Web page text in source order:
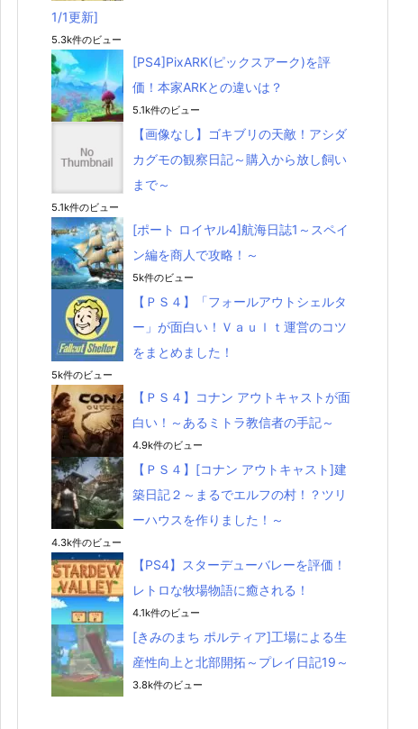
1/1更新]
5.3k件のビュー
[PS4]PixARK(ピックスアーク)を評
価！本家ARKとの違いは？
5.1k件のビュー
【画像なし】ゴキブリの天敵！アシダ
カグモの観察日記～購入から放し飼い
まで～
5.1k件のビュー
[ポート ロイヤル4]航海日誌1～スペイ
ン編を商人で攻略！～
5k件のビュー
【ＰＳ４】「フォールアウトシェルタ
ー」が面白い！Ｖａｕｌｔ運営のコツ
をまとめました！
5k件のビュー
【ＰＳ４】コナン アウトキャストが面
白い！～あるミトラ教信者の手記～
4.9k件のビュー
【ＰＳ４】[コナン アウトキャスト]建
築日記２～まるでエルフの村！？ツリ
ーハウスを作りました！～
4.3k件のビュー
【PS4】スターデューバレーを評価！
レトロな牧場物語に癒される！
4.1k件のビュー
[きみのまち ポルティア]工場による生
産性向上と北部開拓～プレイ日記19～
3.8k件のビュー